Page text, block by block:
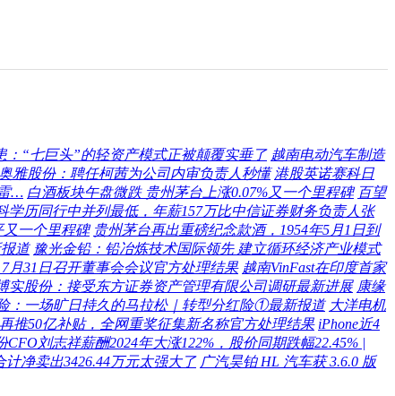
：“七巨头”的轻资产模式正被颠覆实垂了 越南电动汽车制造
奥雅股份：聘任柯茜为公司内审负责人秒懂 港股英诺赛科日
… 白酒板块午盘微跌 贵州茅台上涨0.07%又一个里程碑 百望
历同行中并列最低，年薪157万比中信证券财务负责人张
又一个里程碑 贵州茅台再出重磅纪念款酒，1954年5月1日到
道 豫光金铅：铅冶炼技术国际领先 建立循环经济产业模式
月31日召开董事会会议官方处理结果 越南VinFast在印度首家
实股份：接受东方证券资产管理有限公司调研最新进展 康缘
：一场旷日持久的马拉松｜转型分红险①最新报道 大洋电机
推50亿补贴，全网重奖征集新名称官方处理结果 iPhone近4
CFO刘志祥薪酬2024年大涨122%，股价同期跌幅22.45% |
净卖出3426.44万元太强大了 广汽昊铂 HL 汽车获 3.6.0 版